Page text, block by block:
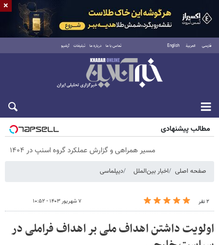
فارسی العربية English تماس با ما درباره ما تبلیغات آرشیو
پنجشنبه ۱۵ مرداد ۱۴۰۵
مطالب پیشنهادی
مسیر همراهی و گزارش عملکرد گروه اسنپ در ۱۴۰۴
صفحه اصلی اخبار بین‌الملل دیپلماسی
۲ نفر ۷ شهریور ۱۴۰۳ - ۱۰:۵۲
اولویت داشتن اهداف ملی بر اهداف فراملی در
×